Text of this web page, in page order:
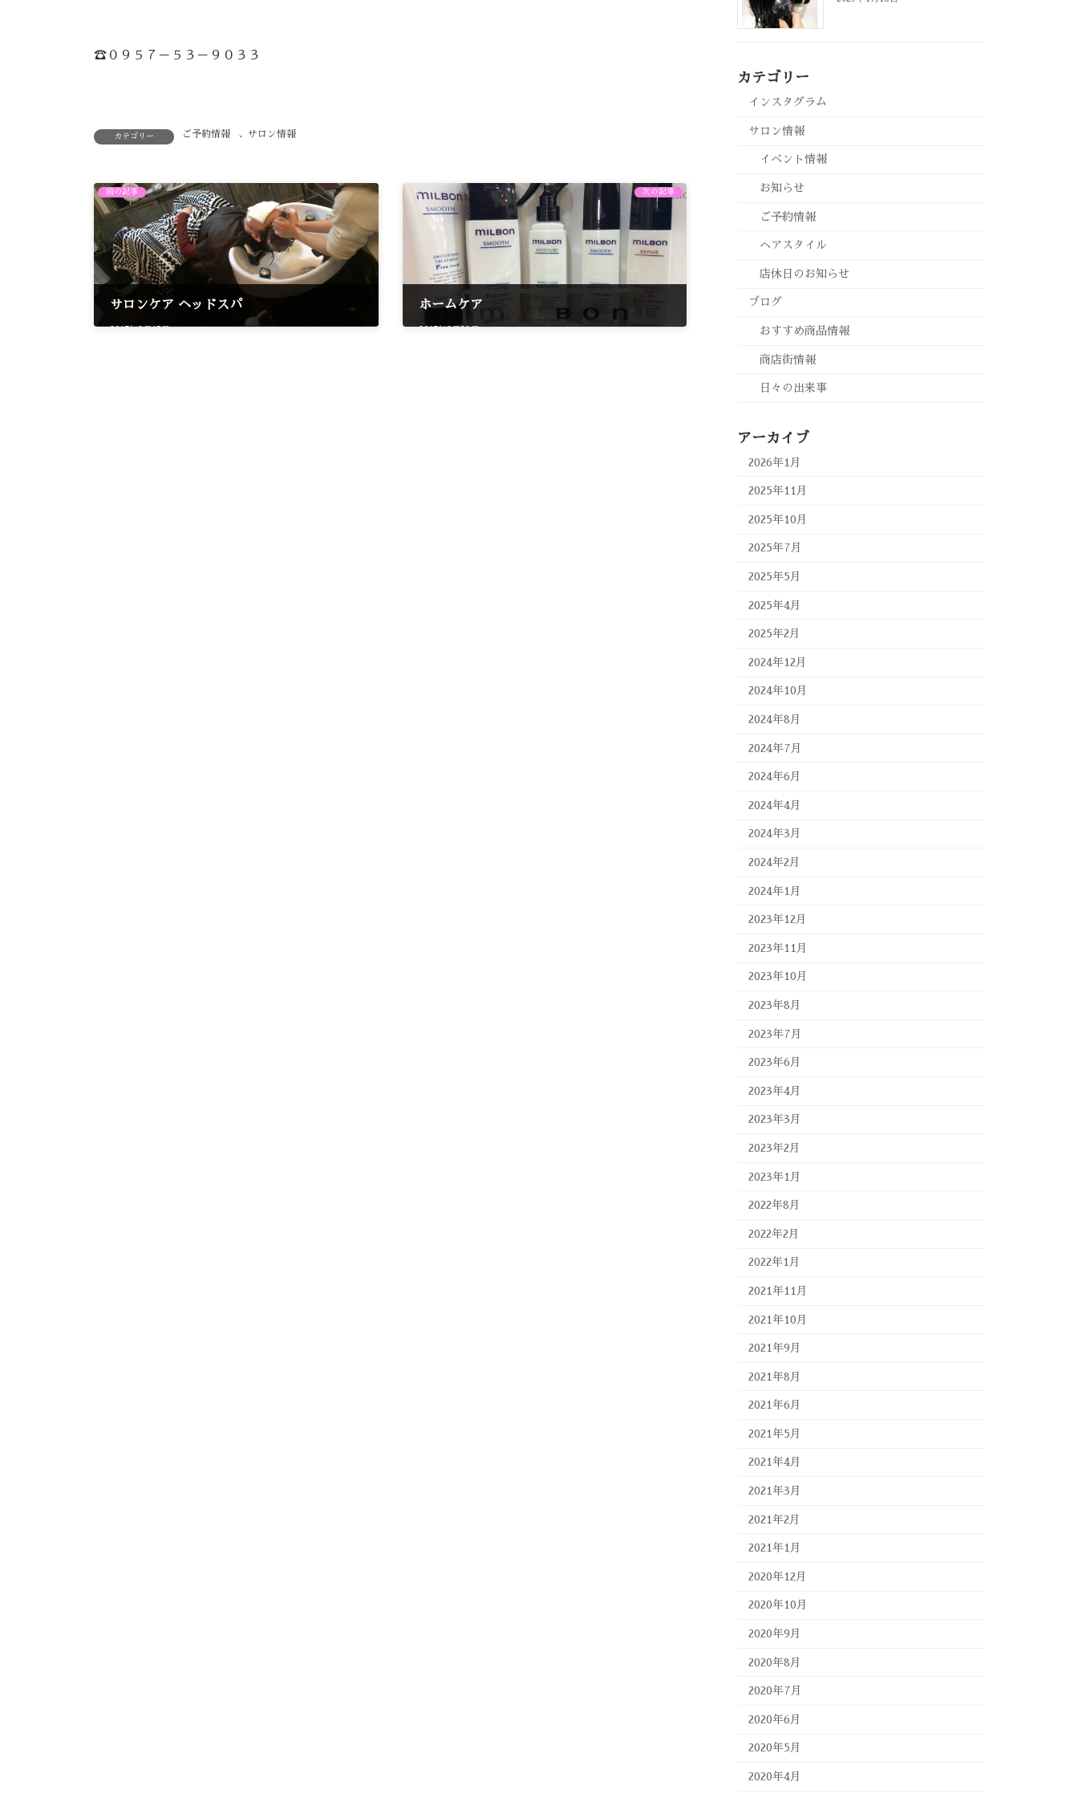
☎︎０９５７－５３－９０３３
カテゴリー ご予約情報 、 サロン情報
前の記事
サロンケア ヘッドスパ
次の記事
ホームケア
カテゴリー
インスタグラム
サロン情報
イベント情報
お知らせ
ご予約情報
ヘアスタイル
店休日のお知らせ
ブログ
おすすめ商品情報
商店街情報
日々の出来事
アーカイブ
2026年1月
2025年11月
2025年10月
2025年7月
2025年5月
2025年4月
2025年2月
2024年12月
2024年10月
2024年8月
2024年7月
2024年6月
2024年4月
2024年3月
2024年2月
2024年1月
2023年12月
2023年11月
2023年10月
2023年8月
2023年7月
2023年6月
2023年4月
2023年3月
2023年2月
2023年1月
2022年8月
2022年2月
2022年1月
2021年11月
2021年10月
2021年9月
2021年8月
2021年6月
2021年5月
2021年4月
2021年3月
2021年2月
2021年1月
2020年12月
2020年10月
2020年9月
2020年8月
2020年7月
2020年6月
2020年5月
2020年4月